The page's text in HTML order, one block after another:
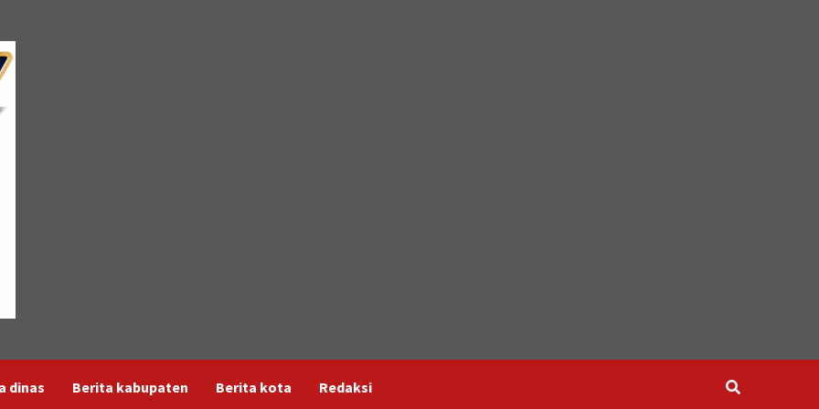
dinas Berita kabupaten Berita kota Redaksi